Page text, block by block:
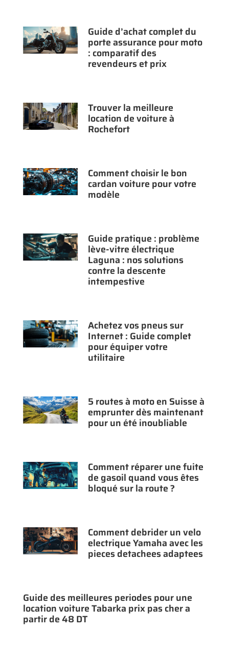
Guide d’achat complet du
porte assurance pour moto
: comparatif des
revendeurs et prix
Trouver la meilleure
location de voiture à
Rochefort
Comment choisir le bon
cardan voiture pour votre
modèle
Guide pratique : problème
lève-vitre électrique
Laguna : nos solutions
contre la descente
intempestive
Achetez vos pneus sur
Internet : Guide complet
pour équiper votre
utilitaire
5 routes à moto en Suisse à
emprunter dès maintenant
pour un été inoubliable
Comment réparer une fuite
de gasoil quand vous êtes
bloqué sur la route ?
Comment debrider un velo
electrique Yamaha avec les
pieces detachees adaptees
Guide des meilleures periodes pour une
location voiture Tabarka prix pas cher a
partir de 48 DT